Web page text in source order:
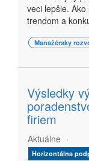
veci lepšie.
trendom a
Manažérsky
Výsledky
firiem
Aktuálne
Horizontálna